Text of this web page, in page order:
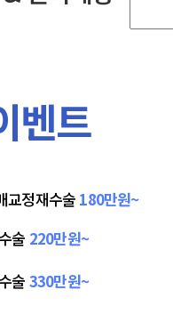
벤트
교정재수술 180만원~
술 220만원~
술 330만원~